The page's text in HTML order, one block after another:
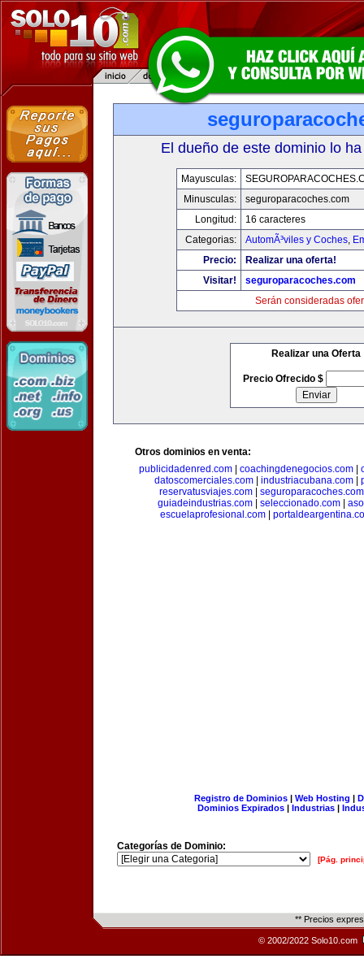
El dueño de este dominio lo
Mayusculas:
Minusculas:
seguroparacoches.com
Longitud:
16 caracteres
Categorias:
AutomÃ³viles y Coches,
Precio:
Realizar una oferta!
Visitar!
seguroparacoches.com
Serán consideradas
Realizar una Oferta
Precio Ofrecido $
Otros dominios en venta:
publicidadenred.com| coachingdenegocios.com|
datoscomerciales.com| industriacubana.com|
reservatusviajes.com| seguroparacoches.com
guiadeindustrias.com
seleccionado.com
escuelaprofesional.com
Registro de Dominios| Web Hosting |
Dominios Expirados | Industrias |
Categorías de Dominio:
[Pág.
** Precios
© 2002/2022 Solo10.com